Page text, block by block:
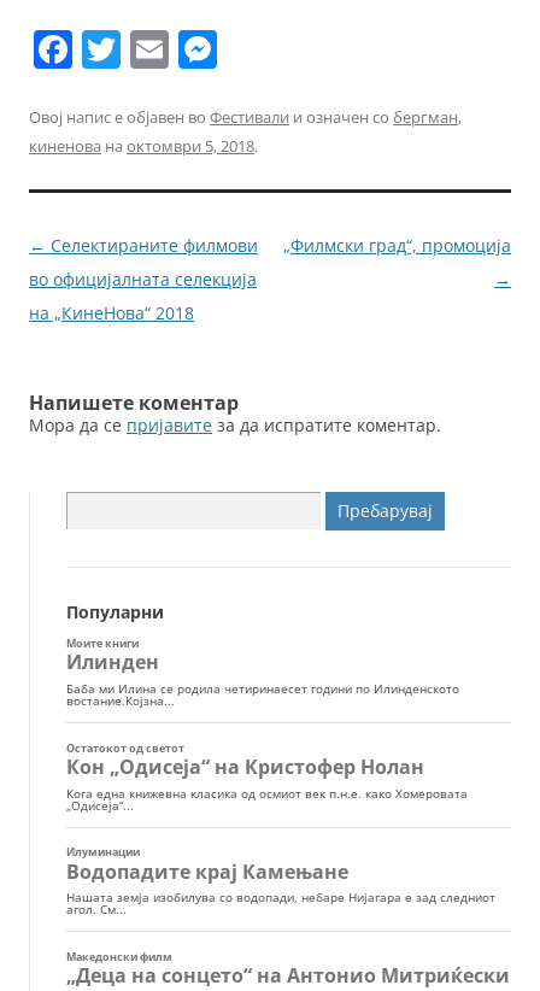
F
c
e
b
o
o
k
T
itt
er
E
ai
l
ss
e
n
g
er
Овој напис е објавен во Фестивали и означен со бергман,
киненова на октомври 5, 2018.
Навигација
за
написи
← Селектираните филмови
во официјалната селекција
на „КинеНова“ 2018
„Филмски град“, промоција
→
Напишете коментар
Мора да се пријавите за да испратите коментар.
за:
Популарни